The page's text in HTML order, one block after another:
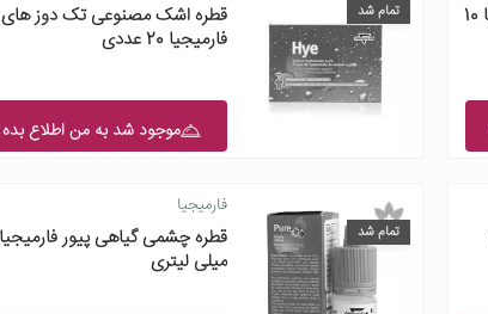
قطره اشک مصنوعی های فارمیجیا 10
تمام شد
قطره اشک مصنوعی تک دوز های
فارمیجیا 20 عددی
موجود شد به من اطلاع بده
تمام شد
فارمیجیا
میلی لیتری